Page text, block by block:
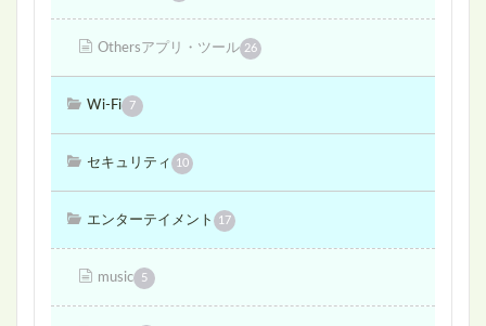
Othersアプリ・ツール 26
Wi-Fi 7
セキュリティ 10
エンターテイメント 17
music 5